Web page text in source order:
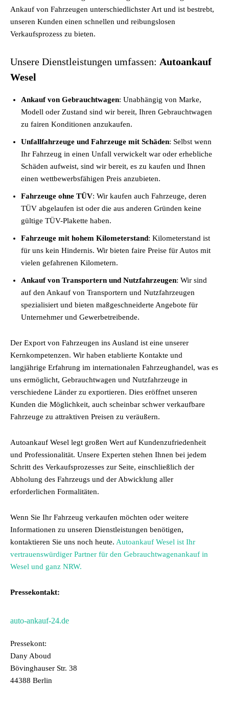
Ankauf von Fahrzeugen unterschiedlichster Art und ist bestrebt,
unseren Kunden einen schnellen und reibungslosen
Verkaufsprozess zu bieten.
Unsere Dienstleistungen umfassen: Autoankauf
Wesel
Ankauf von Gebrauchtwagen: Unabhängig von Marke,
Modell oder Zustand sind wir bereit, Ihren Gebrauchtwagen
zu fairen Konditionen anzukaufen.
Unfallfahrzeuge und Fahrzeuge mit Schäden: Selbst wenn
Ihr Fahrzeug in einen Unfall verwickelt war oder erhebliche
Schäden aufweist, sind wir bereit, es zu kaufen und Ihnen
einen wettbewerbsfähigen Preis anzubieten.
Fahrzeuge ohne TÜV: Wir kaufen auch Fahrzeuge, deren
TÜV abgelaufen ist oder die aus anderen Gründen keine
gültige TÜV-Plakette haben.
Fahrzeuge mit hohem Kilometerstand: Kilometerstand ist
für uns kein Hindernis. Wir bieten faire Preise für Autos mit
vielen gefahrenen Kilometern.
Ankauf von Transportern und Nutzfahrzeugen: Wir sind
auf den Ankauf von Transportern und Nutzfahrzeugen
spezialisiert und bieten maßgeschneiderte Angebote für
Unternehmer und Gewerbetreibende.
Der Export von Fahrzeugen ins Ausland ist eine unserer
Kernkompetenzen. Wir haben etablierte Kontakte und
langjährige Erfahrung im internationalen Fahrzeughandel, was es
uns ermöglicht, Gebrauchtwagen und Nutzfahrzeuge in
verschiedene Länder zu exportieren. Dies eröffnet unseren
Kunden die Möglichkeit, auch scheinbar schwer verkaufbare
Fahrzeuge zu attraktiven Preisen zu veräußern.
Autoankauf Wesel legt großen Wert auf Kundenzufriedenheit
und Professionalität. Unsere Experten stehen Ihnen bei jedem
Schritt des Verkaufsprozesses zur Seite, einschließlich der
Abholung des Fahrzeugs und der Abwicklung aller
erforderlichen Formalitäten.
Wenn Sie Ihr Fahrzeug verkaufen möchten oder weitere
Informationen zu unseren Dienstleistungen benötigen,
kontaktieren Sie uns noch heute. Autoankauf Wesel ist Ihr
vertrauenswürdiger Partner für den Gebrauchtwagenankauf in
Wesel und ganz NRW.
Pressekontakt:
auto-ankauf-24.de
Pressekont:
Dany Aboud
Bövinghauser Str. 38
44388 Berlin